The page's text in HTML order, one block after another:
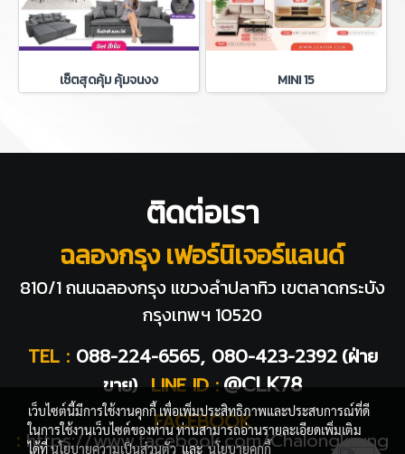
เซ็ตสุดคุ้ม คุ้มจนงง MINI 15
ติดต่อเรา
ฉลองกรุง เฟอร์นิเจอร์แลนด์
810/1 ถนนฉลองกรุง แขวงลำปลาทิว เขตลาดกระบัง
กรุงเทพฯ 10520
TEL : 088-224-6565, 080-423-2392 (ฝ่าย
ขาย) LINE ID : @CLK78
FACEBOOK
: https://www.facebook.com/Chalongkrung
เว็บไซต์นี้มีการใช้งานคุกกี้ เพื่อเพิ่มประสิทธิภาพและประสบการณ์ที่ดี
ในการใช้งานเว็บไซต์ของท่าน ท่านสามารถอ่านรายละเอียดเพิ่มเติม
ได้ที่นโยบายความเป็นส่วนตัวและนโยบายคุกกี้